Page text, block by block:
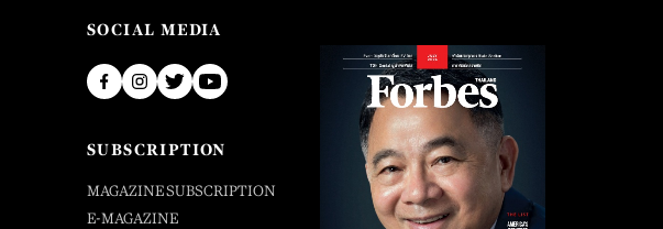
SOCIAL MEDIA
SUBSCRIPTION
MAGAZINE SUBSCRIPTION
E-MAGAZINE